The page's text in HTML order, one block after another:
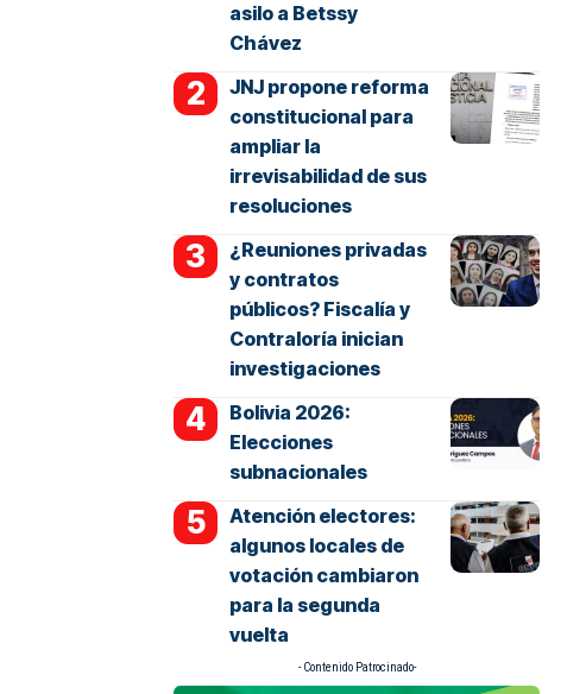
asilo a Betssy
Chávez
JNJ propone reforma
constitucional para
ampliar la
irrevisabilidad de sus
resoluciones
¿Reuniones privadas
y contratos
públicos? Fiscalía y
Contraloría inician
investigaciones
Bolivia 2026:
Elecciones
subnacionales
Atención electores:
algunos locales de
votación cambiaron
para la segunda
vuelta
- Contenido Patrocinado-